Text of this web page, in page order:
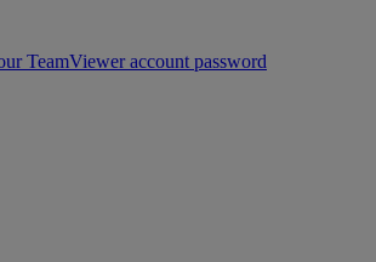
TeamViewer account password